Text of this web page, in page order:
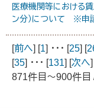
医療機関等における
ン分）について ※申
[前へ] [1] ･･･ [25] [
[35] ･･･ [131] [次へ]
871件目～900件目